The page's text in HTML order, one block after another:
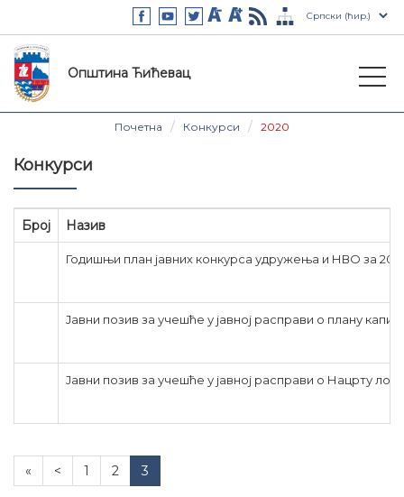
Општина Ћићевац
Почетна Конкурси 2020
Конкурси
Број Назив
Годишњи план јавних конкурса удружења и НВО за
Јавни позив за учешће у јавној расправи о плану
Јавни позив за учешће у јавној расправи о Нацрту
« < 1 2 3